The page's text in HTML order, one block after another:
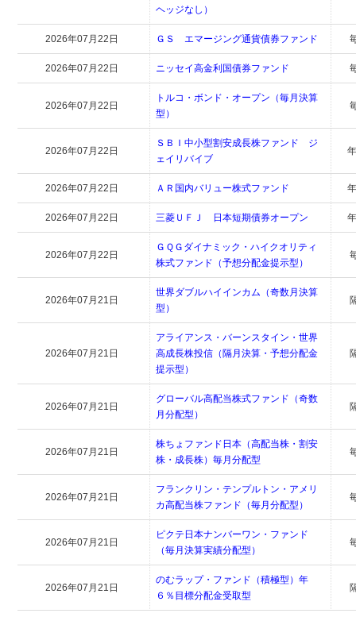
ヘッジなし）
2026年07月22日 ＧＳ エマージング通貨債券ファンド
2026年07月22日 ニッセイ高金利国債券ファンド
2026年07月22日
トルコ・ボンド・オープン（毎月決算
型）
2026年07月22日
ＳＢＩ中小型割安成長株ファンド ジ
ェイリバイブ
2026年07月22日 ＡＲ国内バリュー株式ファンド
2026年07月22日 三菱ＵＦＪ 日本短期債券オープン
2026年07月22日
ＧＱＧダイナミック・ハイクオリティ
株式ファンド（予想分配金提示型）
2026年07月21日
世界ダブルハイインカム（奇数月決算
型）
2026年07月21日
アライアンス・バーンスタイン・世界
高成長株投信（隔月決算・予想分配金
提示型）
2026年07月21日
グローバル高配当株式ファンド（奇数
月分配型）
2026年07月21日
株ちょファンド日本（高配当株・割安
株・成長株）毎月分配型
2026年07月21日
フランクリン・テンプルトン・アメリ
カ高配当株ファンド（毎月分配型）
2026年07月21日
ピクテ日本ナンバーワン・ファンド
（毎月決算実績分配型）
2026年07月21日
のむラップ・ファンド（積極型）年
６％目標分配金受取型